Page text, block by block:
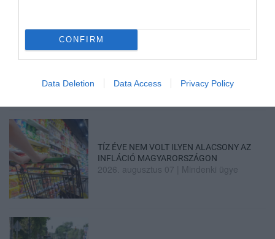
CONFIRM
Data Deletion Data Access Privacy Policy
ÚJRAINDULNAK A KORÁBBAN
LEÁLLÍTOTT SZOLGÁLTATÁSOK AZ EGRI...
TÍZ ÉVE NEM VOLT ILYEN ALACSONY AZ
INFLÁCIÓ MAGYARORSZÁGON
2026. augusztus 07 Mindenki ügye